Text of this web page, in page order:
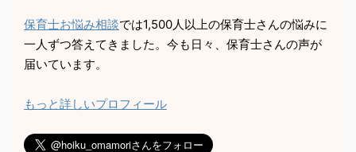
保育士お悩み相談では1,500人以上の保育士さんの悩みに
一人ずつ答えてきました。今も日々、保育士さんの声が
届いています。
もっと詳しいプロフィール